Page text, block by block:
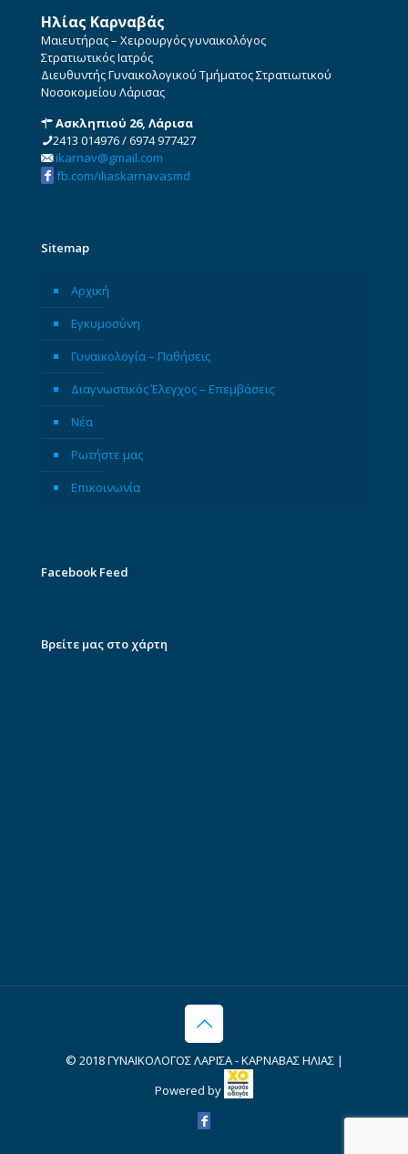
Ηλίας Καρναβάς
Μαιευτήρας – Χειρουργός γυναικολόγος
Στρατιωτικός Ιατρός
Διευθυντής Γυναικολογικού Τμήματος Στρατιωτικού
Νοσοκομείου Λάρισας
Ασκληπιού 26, Λάρισα
2413 014976/6974 977427
ikarnav@gmail.com
fb.com/iliaskarnavasmd
Sitemap
Αρχική
Εγκυμοσύνη
Γυναικολογία – Παθήσεις
Διαγνωστικός Έλεγχος – Επεμβάσεις
Νέα
Ρωτήστε μας
Επικοινωνία
Facebook Feed
Βρείτε μας στο χάρτη
© 2018 ΓΥΝΑΙΚΟΛΟΓΟΣ ΛΑΡΙΣΑ - ΚΑΡΝΑΒΑΣ ΗΛΙΑΣ |
Powered by